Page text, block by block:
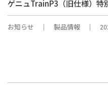
ゲニュTrainP3（旧仕様）特
お知らせ 製品情報